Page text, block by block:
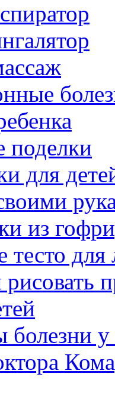
поделки
для
из
тесто для
у